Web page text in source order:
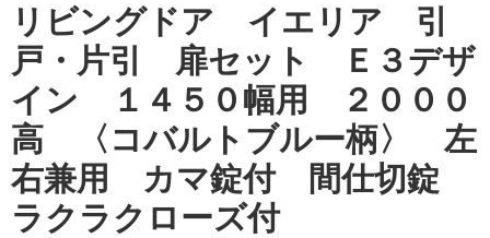
リビングドア イエリア 引
戸・片引 扉セット Ｅ３デザ
イン １４５０幅用 ２０００
高 〈コバルトブルー柄〉 左
右兼用 カマ錠付 間仕切錠
ラクラクローズ付